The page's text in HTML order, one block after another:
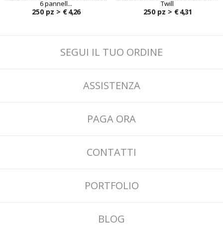
6 pannell...
250 pz > € 4,26
Twill
250 pz > € 4,31
SEGUI IL TUO ORDINE
ASSISTENZA
PAGA ORA
CONTATTI
PORTFOLIO
BLOG